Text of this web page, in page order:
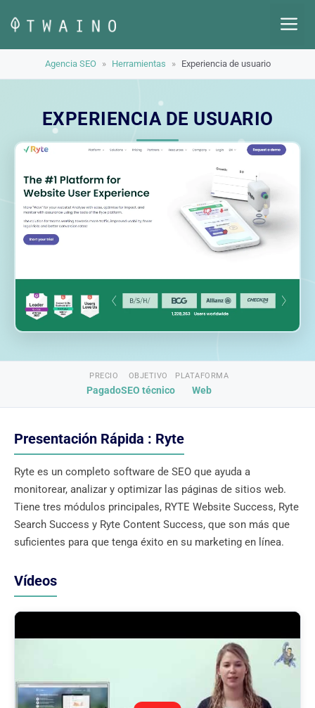
contenido
Agencia SEO » Herramientas » Experiencia de usuario
EXPERIENCIA DE USUARIO
PRECIO
Pagado
OBJETIVO
SEO técnico
PLATAFORMA
Web
Presentación Rápida : Ryte
Ryte es un completo software de SEO que ayuda a
monitorear, analizar y optimizar las páginas de sitios web.
Tiene tres módulos principales, RYTE Website Success, Ryte
Search Success y Ryte Content Success, que son más que
suficientes para que tenga éxito en su marketing en línea.
Vídeos